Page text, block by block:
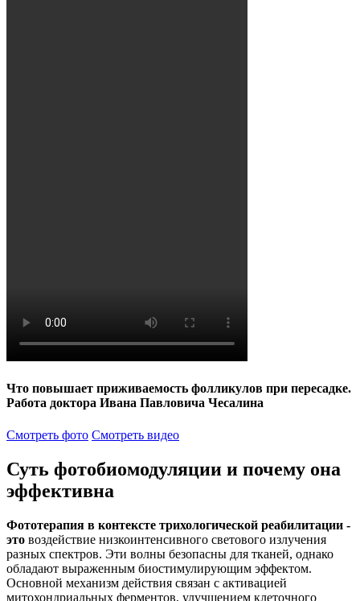
Что повышает приживаемость фолликулов при пересадке.
Работа доктора Ивана Павловича Чесалина
Смотреть фото Смотреть видео
Суть фотобиомодуляции и почему она
эффективна
Фототерапия в контексте трихологической реабилитации -
это воздействие низкоинтенсивного светового излучения
разных спектров. Эти волны безопасны для тканей, однако
обладают выраженным биостимулирующим эффектом.
Основной механизм действия связан с активацией
митохондриальных ферментов, улучшением клеточного